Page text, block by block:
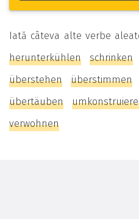
Iată câteva alte verbe
herunterkühlen
schrinken
überstehen
überstimmen
übertäuben
verwohnen